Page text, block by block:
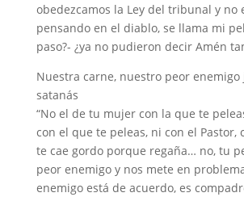
obedezcamos la Ley del tribunal y no
pensando en el diablo, se llama mi
paso?- ¿ya no pudieron decir Amén
Nuestra carne, nuestro peor enemigo
satanás
“No el de tu mujer con la que te
con el que te peleas, ni con el Pastor,
te cae gordo porque regaña… no, tu
peor enemigo y nos mete en
enemigo está de acuerdo, es